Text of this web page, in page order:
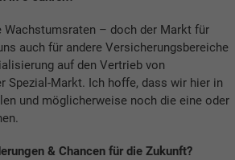
Wachstumsraten – doch der Markt für
auch für andere Versicherungsbereiche
auf den Vertrieb von
Spezial-Markt. Ich hoffe, dass wir hier in
und möglicherweise noch die eine oder
& Chancen für die Zukunft?